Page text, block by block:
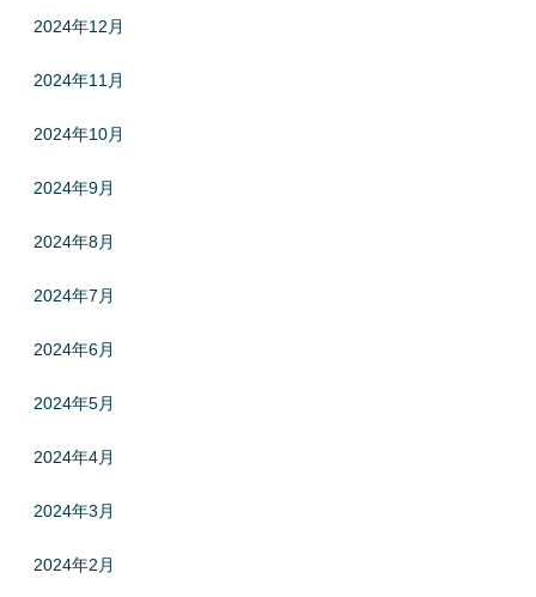
2024年12月
2024年11月
2024年10月
2024年9月
2024年8月
2024年7月
2024年6月
2024年5月
2024年4月
2024年3月
2024年2月